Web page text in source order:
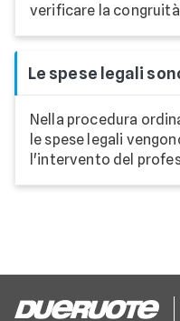
verificare la
Le spese legali
Nella procedura
le spese legali
l'intervento del